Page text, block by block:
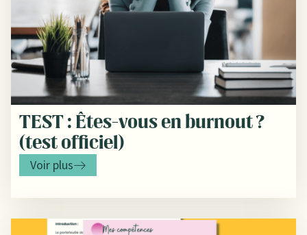
TEST : Êtes-vous en burnout ?
(test officiel)
Voir plus